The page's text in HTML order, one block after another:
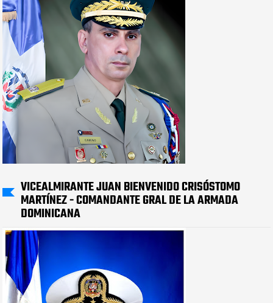
VICEALMIRANTE JUAN BIENVENIDO CRISÓSTOMO
MARTÍNEZ - COMANDANTE GRAL DE LA ARMADA
DOMINICANA